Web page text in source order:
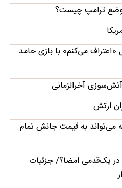
ترامپ چیست؟
می‌کنم» با بازی حامد
آخرالزمانی
ارتش
می‌تواند به قیمت جانش تمام
در یک‌قدمی امضا؟/ جزئیات